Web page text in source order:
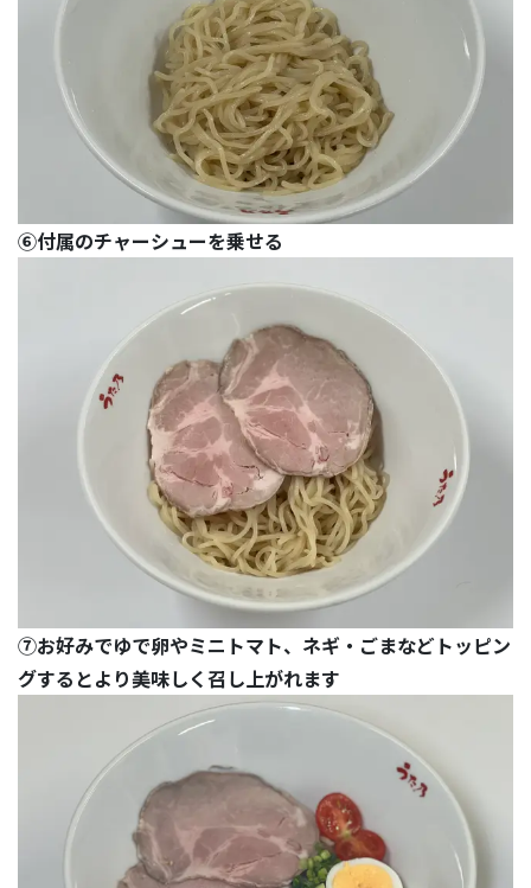
⑥付属のチャーシューを乗せる
⑦お好みでゆで卵やミニトマト、ネギ・ごまなどトッピン
グするとより美味しく召し上がれます